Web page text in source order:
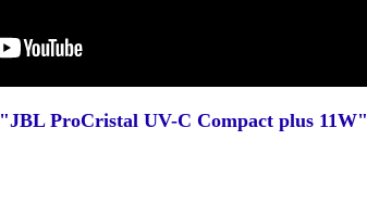
ProCristal UV-C Compact plus 11W"